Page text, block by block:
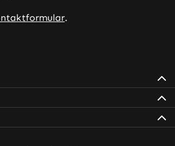
.
– öffnet in neuem Tab
vorbei – öffnet in neuem Tab
Pinterest inspirieren – öffnet in
auf X – öffnet in neuem Tab